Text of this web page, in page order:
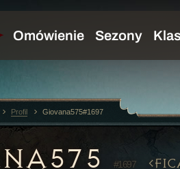
#1697
Profil Giovana575#1697